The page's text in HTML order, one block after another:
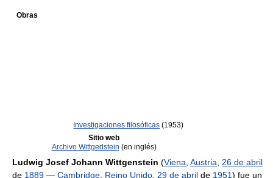
Obras
Investigaciones filosóficas (1953)
Sitio web
Archivo Wittgedstein (en inglés)
Ludwig Josef Johann Wittgenstein (Viena Austria
26 de abril
de 1889 — Cambridge Reino Unido 29 de abril de 1951) fue un